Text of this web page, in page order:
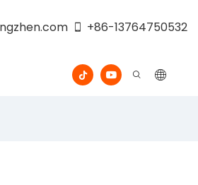
+86-13764750532